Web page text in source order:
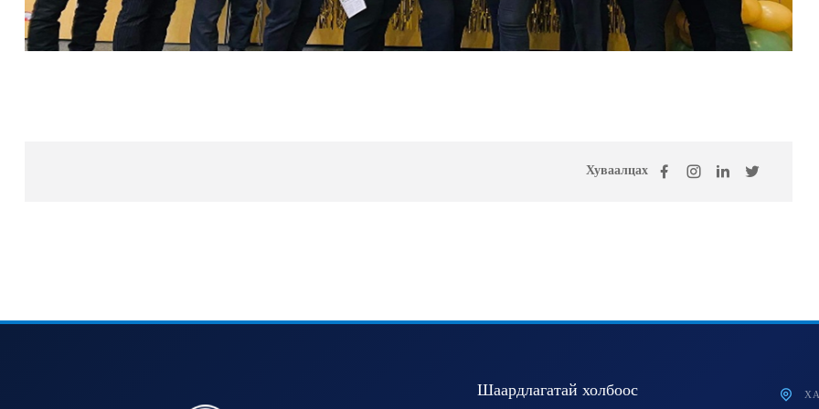
Хуваалцах
Шаардлагатай холбоос